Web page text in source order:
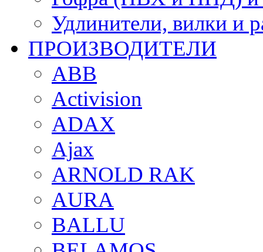
Удлинители, вилки и
ПРОИЗВОДИТЕЛИ
ABB
Activision
ADAX
Ajax
ARNOLD RAK
AURA
BALLU